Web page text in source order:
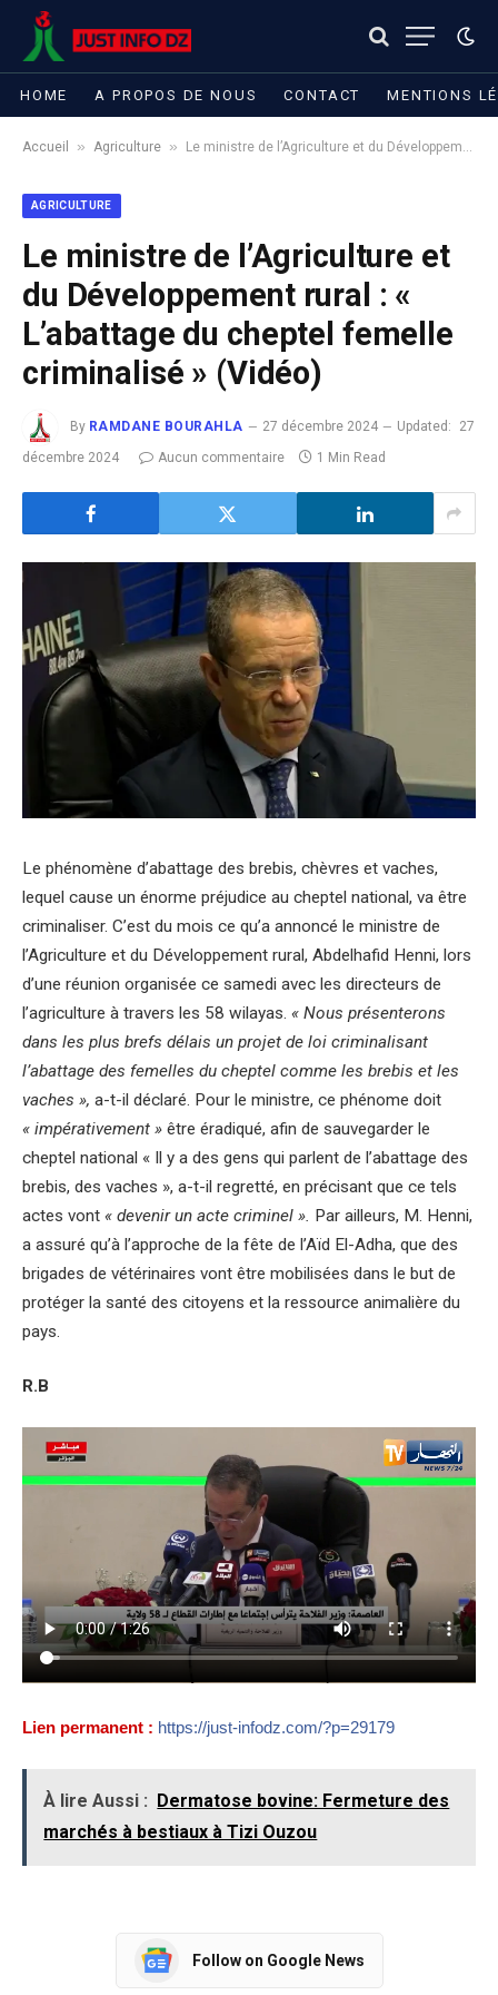
HOME A PROPOS DE NOUS CONTACT MENTIONS
Accueil » Agriculture » Le ministre de l’Agriculture et du Développement rural : « L’abattage du cheptel femelle criminalisé » (Vidéo)
AGRICULTURE
Le ministre de l’Agriculture et
du Développement rural : «
L’abattage du cheptel femelle
criminalisé » (Vidéo)
By RAMDANE BOURAHLA 27 décembre 2024 Updated:
27
décembre 2024
Aucun commentaire 1 Min Read
Le phénomène d’abattage des brebis, chèvres et vaches,
lequel cause un énorme préjudice au cheptel national, va être
criminaliser. C’est du mois ce qu’a annoncé le ministre de
l’Agriculture et du Développement rural, Abdelhafid Henni, lors
d’une réunion organisée ce samedi avec les directeurs de
l’agriculture à travers les 58 wilayas. « Nous présenterons
dans les plus brefs délais un projet de loi criminalisant
l’abattage des femelles du cheptel comme les brebis et les
vaches », a-t-il déclaré. Pour le ministre, ce phénome doit
« impérativement » être éradiqué, afin de sauvegarder le
cheptel national « Il y a des gens qui parlent de l’abattage des
brebis, des vaches », a-t-il regretté, en précisant que ce tels
actes vont « devenir un acte criminel ». Par ailleurs, M. Henni,
a assuré qu’à l’approche de la fête de l’Aïd El-Adha, que des
brigades de vétérinaires vont être mobilisées dans le but de
protéger la santé des citoyens et la ressource animalière du
pays.
R.B
Lien permanent : https://just-infodz.com/?p=29179
À lire Aussi :
Dermatose bovine: Fermeture des
marchés à bestiaux à Tizi Ouzou
Follow on Google News